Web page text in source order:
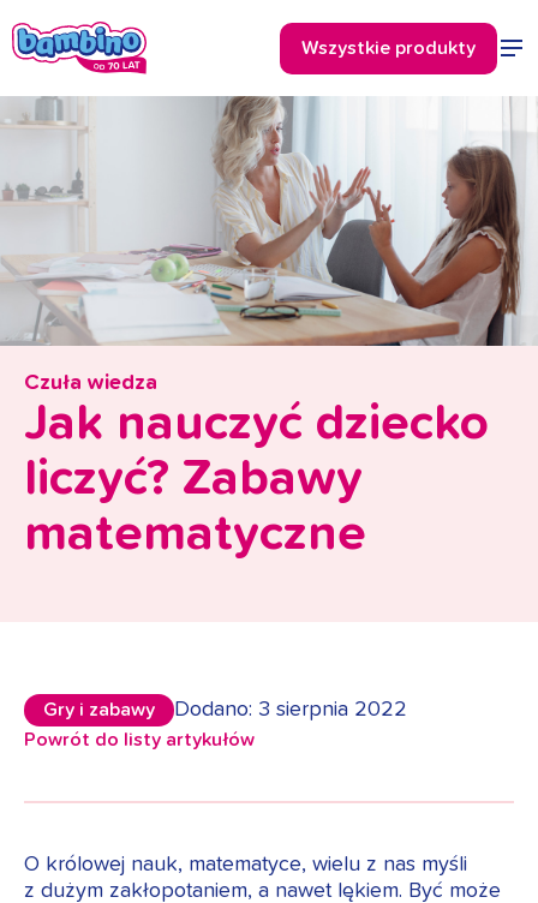
Czuła wiedza
Jak nauczyć dziecko
liczyć? Zabawy
matematyczne
Gry i zabawy Dodano: 3 sierpnia 2022
Powrót do listy artykułów
O królowej nauk, matematyce, wielu z nas myśli
z dużym zakłopotaniem, a nawet lękiem. Być może